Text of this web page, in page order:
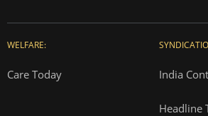
WELFARE:
Care Today India
Headline